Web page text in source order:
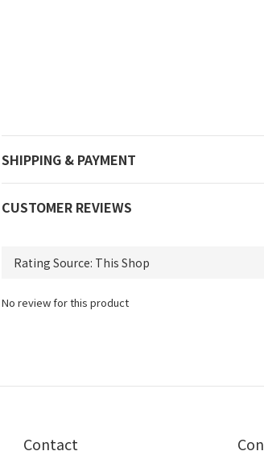
SHIPPING & PAYMENT
CUSTOMER REVIEWS
No review for this product
Contact